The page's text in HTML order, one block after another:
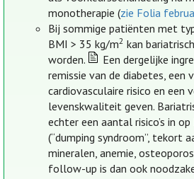
monotherapie (zie Folia
Bij sommige patiënten met
BMI > 35 kg/m2 kan
worden.
Een dergelijke
remissie van de diabetes, een
cardiovasculaire risico en een
levenskwaliteit geven.
echter een aantal risico’s in
(“dumping syndroom”, tekort
mineralen, anemie,
follow-up is dan ook